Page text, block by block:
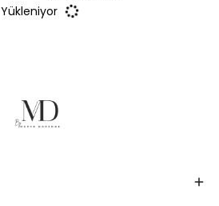
Yükleniyor